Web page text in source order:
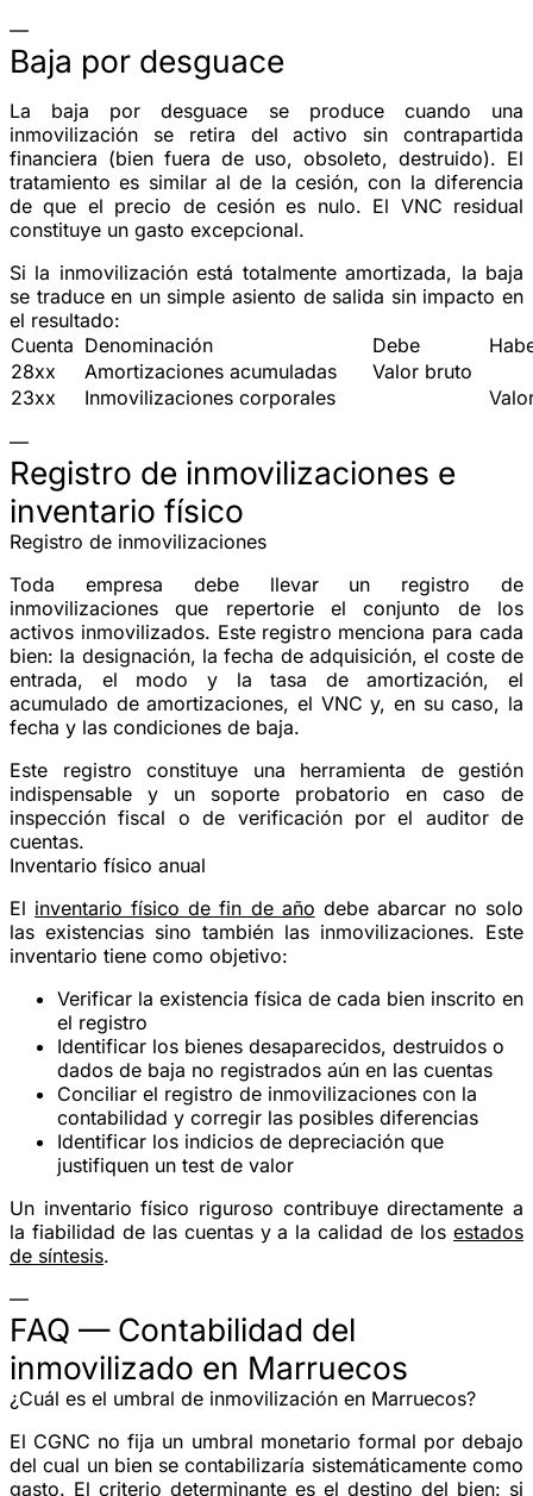
—
Baja por desguace
La baja por desguace se produce cuando una
inmovilización se retira del activo sin contrapartida
financiera (bien fuera de uso, obsoleto, destruido). El
tratamiento es similar al de la cesión, con la diferencia
de que el precio de cesión es nulo. El VNC residual
constituye un gasto excepcional.
Si la inmovilización está totalmente amortizada, la baja
se traduce en un simple asiento de salida sin impacto en
el resultado:
Cuenta Denominación Debe
28xx
Amortizaciones acumuladas
Valor bruto
23xx
Inmovilizaciones corporales
—
Registro de inmovilizaciones e
inventario físico
Registro de inmovilizaciones
Toda empresa debe llevar un registro de
inmovilizaciones que repertorie el conjunto de los
activos inmovilizados. Este registro menciona para cada
bien: la designación, la fecha de adquisición, el coste de
entrada, el modo y la tasa de amortización, el
acumulado de amortizaciones, el VNC y, en su caso, la
fecha y las condiciones de baja.
Este registro constituye una herramienta de gestión
indispensable y un soporte probatorio en caso de
inspección fiscal o de verificación por el auditor de
cuentas.
Inventario físico anual
El inventario físico de fin de año debe abarcar no solo
las existencias sino también las inmovilizaciones. Este
inventario tiene como objetivo:
Verificar la existencia física de cada bien inscrito en
el registro
Identificar los bienes desaparecidos, destruidos o
dados de baja no registrados aún en las cuentas
Conciliar el registro de inmovilizaciones con la
contabilidad y corregir las posibles diferencias
Identificar los indicios de depreciación que
justifiquen un test de valor
Un inventario físico riguroso contribuye directamente a
la fiabilidad de las cuentas y a la calidad de los estados
de síntesis.
—
FAQ — Contabilidad del
inmovilizado en Marruecos
¿Cuál es el umbral de inmovilización en Marruecos?
El CGNC no fija un umbral monetario formal por debajo
del cual un bien se contabilizaría sistemáticamente como
gasto. El criterio determinante es el destino del bien: si